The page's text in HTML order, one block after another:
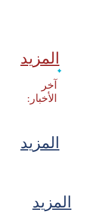
المزيد
‫آخر
المزيد
المزيد